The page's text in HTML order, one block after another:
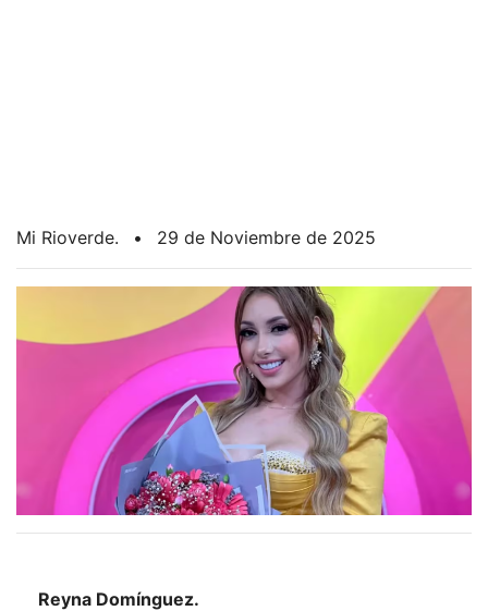
Mi Rioverde. • 29 de Noviembre de 2025
Reyna Domínguez.